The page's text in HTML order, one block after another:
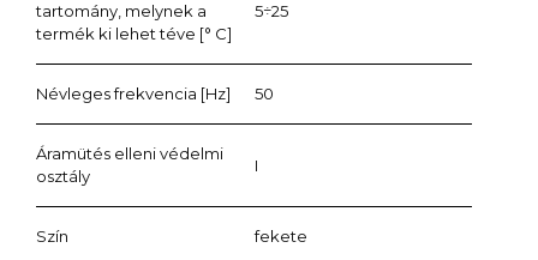
tartomány, melynek a
termék ki lehet téve [° C]
5÷25
Névleges frekvencia [Hz] 50
Áramütés elleni védelmi
osztály
I
Szín fekete